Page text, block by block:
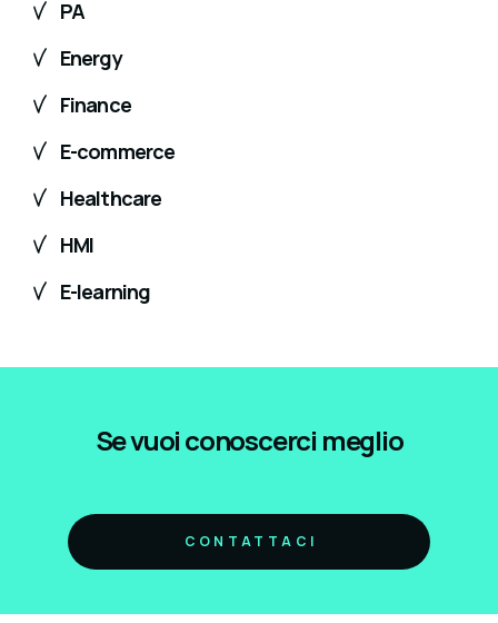
PA
Energy
Finance
E-commerce
Healthcare
HMI
E-learning
Se vuoi conoscerci meglio
CONTATTACI